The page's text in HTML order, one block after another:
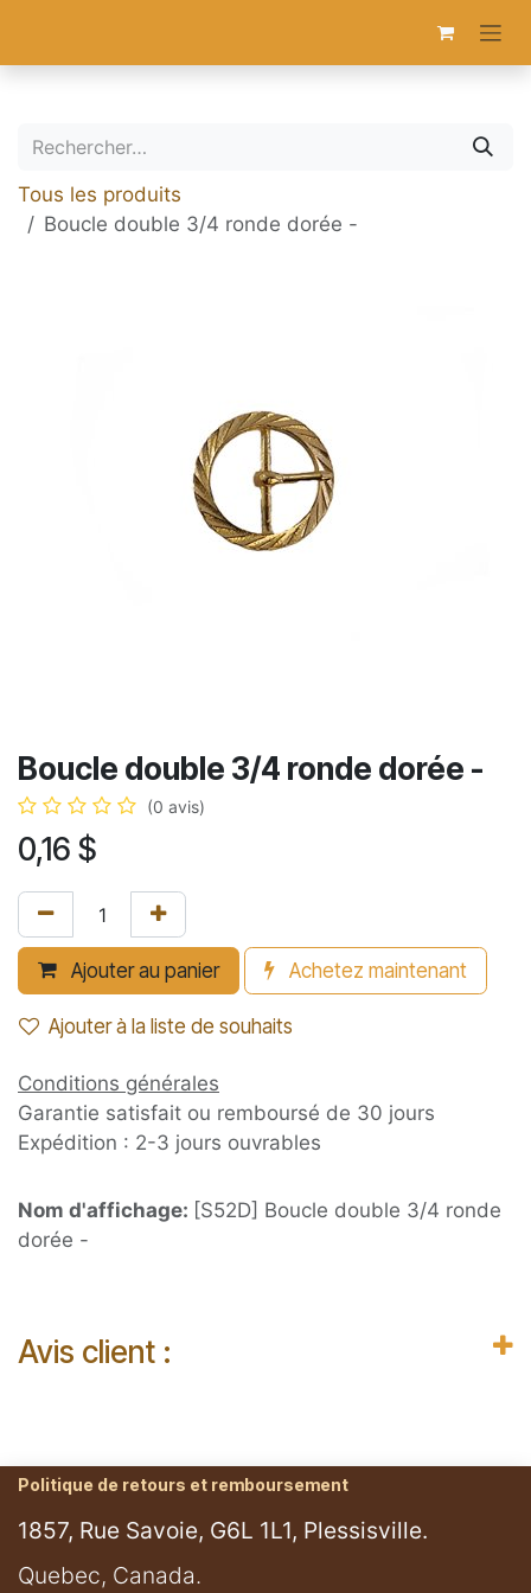
Tous les produits
Boucle double 3/4 ronde dorée -
Boucle double 3/4 ronde dorée -
(0 avis)
0,16 $
Ajouter au panier Achetez maintenant
Ajouter à la liste de souhaits
Conditions générales
Garantie satisfait ou remboursé de 30 jours
Expédition : 2-3 jours ouvrables
Nom d'affichage: [S52D] Boucle double 3/4 ronde
dorée -
Avis client :
Politique de retours et remboursement
1857, Rue Savoie, G6L 1L1, Plessisville.
​Quebec, Canada.